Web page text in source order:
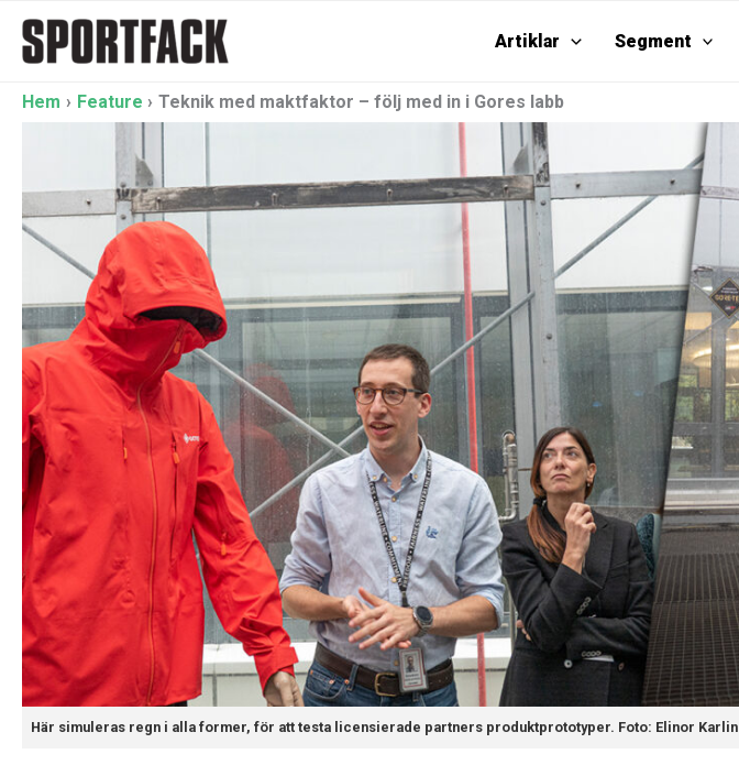
innehåll
Artiklar Segment
Hem Feature Teknik med maktfaktor – följ med in i Gores labb
Här simuleras regn i alla former, för att testa licensierade partners produktprototyper. Foto: Elinor Karlin